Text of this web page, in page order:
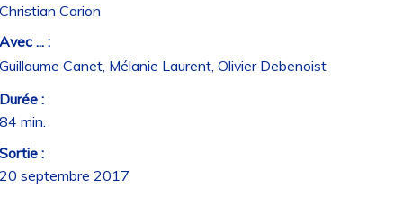
Carion
... :
Canet, Mélanie Laurent, Olivier Debenoist
:
min.
:
septembre 2017